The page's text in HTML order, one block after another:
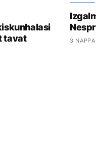
tavat
3